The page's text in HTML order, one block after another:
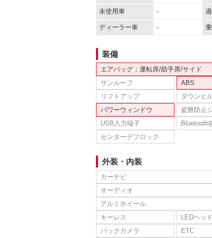
未使用車 -
ディーラー車 -
装備
エアバッグ：運転席/助手席/サイド
サンルーフ
ABS
リフトアップ
ダウンヒ
パワーウィンドウ
盗難防止
USB入力端子
Bluetooth
センターデフロック
外装・内装
カーナビ
オーディオ
アルミホイール
キーレス
LEDヘッ
バックカメラ
ETC